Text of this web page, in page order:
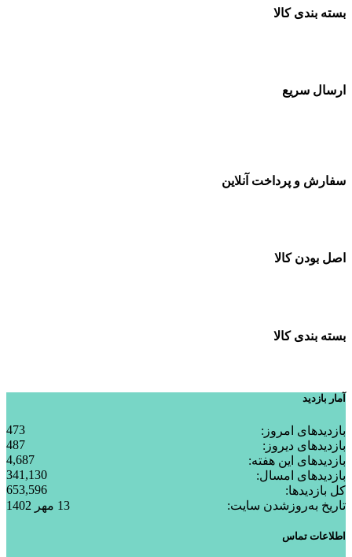
بسته بندی کالا
ارسال سریع
سفارش و پرداخت آنلاین
اصل بودن کالا
بسته بندی کالا
آمار بازدید
بازدیدهای امروز:
473
بازدیدهای دیروز:
487
بازدیدهای این هفته:
4,687
بازدیدهای امسال:
341,130
کل بازدیدها:
653,596
تاریخ به‌روزشدن سایت:
13 مهر 1402
اطلاعات تماس